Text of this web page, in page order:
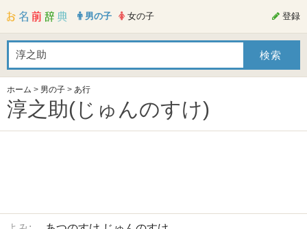
男の子 女の子 登録
ホーム > 男の子 > あ行
淳之助(じゅんのすけ)